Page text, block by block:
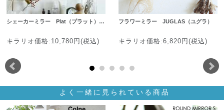
シェーカーミラー Plat（プラット）…
キラリオ価格:10,780円(税込)
フラワーミラー JUGLAS（ユグラ）
キラリオ価格:6,820円(税込)
よく一緒に見られている商品